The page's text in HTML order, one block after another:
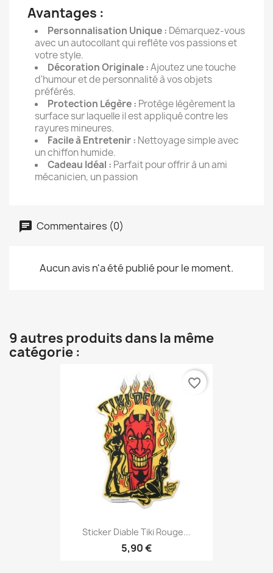
Avantages :
Personnalisation Unique : Démarquez-vous
avec un autocollant qui reflète vos passions et
votre style.
Décoration Originale :Ajoutez une touche
d'humour et de personnalité à vos objets
préférés.
Protection Légère : Protège légèrement la
surface sur laquelle il est appliqué contre les
rayures mineures.
Facile à Entretenir : Nettoyage simple avec
un chiffon humide.
Cadeau Idéal : Parfait pour offrir à un ami
mécanicien, un passion
Commentaires (0)
Aucun avis n'a été publié pour le moment.
9 autres produits dans la même
catégorie :
Sticker Diable Tiki Rouge...
5,90 €
favorite_border